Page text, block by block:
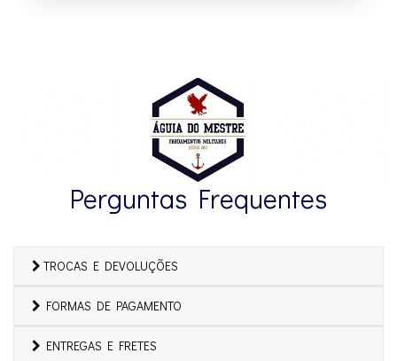
Perguntas Frequentes
TROCAS E DEVOLUÇÕES
FORMAS DE PAGAMENTO
ENTREGAS E FRETES